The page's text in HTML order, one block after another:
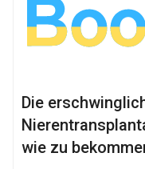
Die
wie zu